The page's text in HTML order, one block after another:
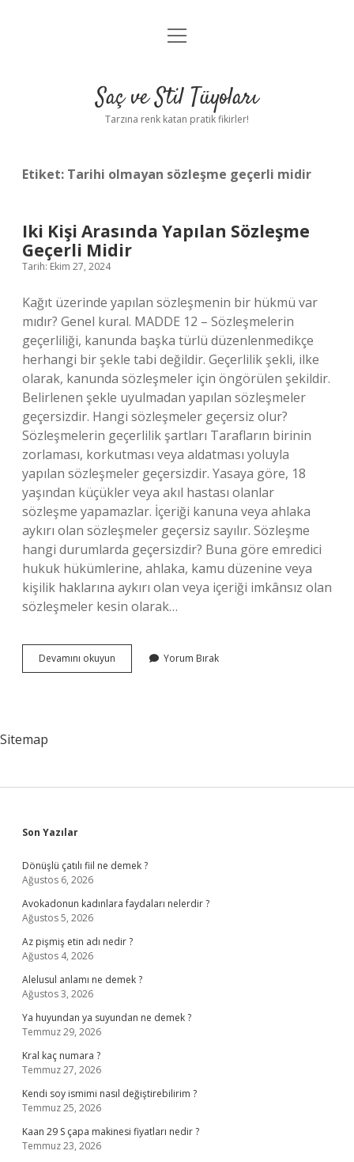
Anasayfa
Yasal Uyarı
menüyü
Saç ve Stil Tüyoları
Tarzına renk katan pratik fikirler!
Etiket: Tarihi olmayan sözleşme geçerli midir
Iki Kişi Arasında Yapılan Sözleşme
Geçerli Midir
Tarih: Ekim 27, 2024
Kağıt üzerinde yapılan sözleşmenin bir hükmü var
mıdır? Genel kural. MADDE 12 – Sözleşmelerin
geçerliliği, kanunda başka türlü düzenlenmedikçe
herhangi bir şekle tabi değildir. Geçerlilik şekli, ilke
olarak, kanunda sözleşmeler için öngörülen şekildir.
Belirlenen şekle uyulmadan yapılan sözleşmeler
geçersizdir. Hangi sözleşmeler geçersiz olur?
Sözleşmelerin geçerlilik şartları Tarafların birinin
zorlaması, korkutması veya aldatması yoluyla
yapılan sözleşmeler geçersizdir. Yasaya göre, 18
yaşından küçükler veya akıl hastası olanlar
sözleşme yapamazlar. İçeriği kanuna veya ahlaka
aykırı olan sözleşmeler geçersiz sayılır. Sözleşme
hangi durumlarda geçersizdir? Buna göre emredici
hukuk hükümlerine, ahlaka, kamu düzenine veya
kişilik haklarına aykırı olan veya içeriği imkânsız olan
sözleşmeler kesin olarak…
Devamını okuyun
Kişi
Yorum Bırak
Sitemap
Sidebar
Son Yazılar
Dönüşlü çatılı fiil ne demek ?
Ağustos 6, 2026
Avokadonun kadınlara faydaları nelerdir ?
Ağustos 5, 2026
Az pişmiş etin adı nedir ?
Ağustos 4, 2026
Alelusul anlamı ne demek ?
Ağustos 3, 2026
Ya huyundan ya suyundan ne demek ?
Temmuz 29, 2026
Kral kaç numara ?
Temmuz 27, 2026
Kendi soy ismimi nasıl değiştirebilirim ?
Temmuz 25, 2026
Kaan 29 S çapa makinesi fiyatları nedir ?
Temmuz 23, 2026